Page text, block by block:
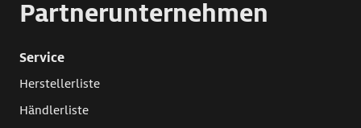
Partnerunternehmen
Service
Herstellerliste
Händlerliste